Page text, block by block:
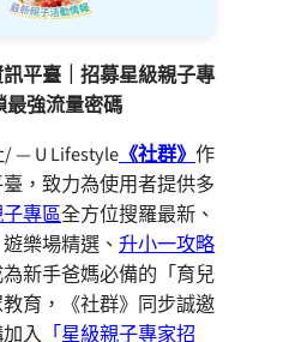
平臺｜招募星級親子專
最強流量密碼
— U Lifestyle 《社群》 作
，致力為使用者提供多
專區全方位搜羅最新、
遊樂場精選、 升小一攻略
新手爸媽必備的「育兒
育，《社群》同步誠邀
入 「星級親子專家招